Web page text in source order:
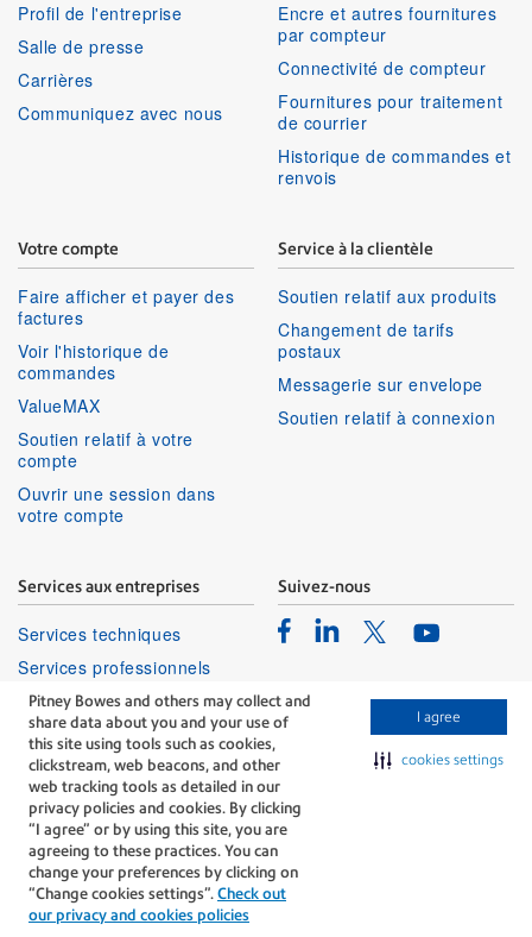
Pitney Bowes and others may collect and
share data about you and your use of
this site using tools such as cookies,
clickstream, web beacons, and other
web tracking tools as detailed in our
privacy policies and cookies. By clicking
“I agree” or by using this site, you are
agreeing to these practices. You can
change your preferences by clicking on
“Change cookies settings”. Check out
our privacy and cookies policies
I agree
cookies settings
Profil de l'entreprise
Salle de presse
Carrières
Communiquez avec nous
Encre et autres fournitures
par compteur
Connectivité de compteur
Fournitures pour traitement
de courrier
Historique de commandes et
renvois
Votre compte
Faire afficher et payer des
factures
Voir l'historique de
commandes
ValueMAX
Soutien relatif à votre
compte
Ouvrir une session dans
votre compte
Service à la clientèle
Soutien relatif aux produits
Changement de tarifs
postaux
Messagerie sur envelope
Soutien relatif à connexion
Services aux entreprises
Services techniques
Services professionnels
Suivez-nous
FacebookLinkedinTwitterYoutube
The technology behind
every important delivery.
Modalités
Confidentialité
Politique Relative Aux Cookies
©Pitney Bowes Inc., 1996-2026. Tous droits réservés.